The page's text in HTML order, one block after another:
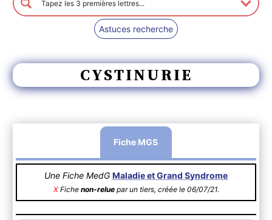
Astuces recherche
CYSTINURIE
Fiche MGS
Une Fiche MedG Maladie et Grand Syndrome
XFiche non-reluepar un tiers, créée le 06/07/21.